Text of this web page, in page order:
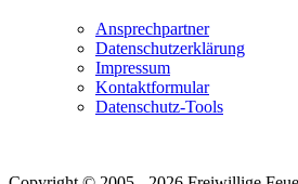
Ansprechpartner
Datenschutzerklärung
Impressum
Kontaktformular
Datenschutz-Tools